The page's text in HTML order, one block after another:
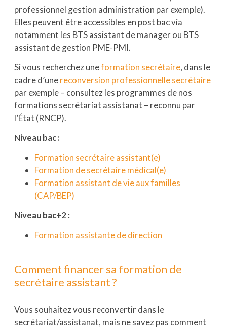
professionnel gestion administration par exemple).
Elles peuvent être accessibles en post bac via
notamment les BTS assistant de manager ou BTS
assistant de gestion PME-PMI.
Si vous recherchez uneformation secrétaire, dans le
cadre d’unereconversion professionnelle secrétaire
par exemple – consultez les programmes de nos
formations secrétariat assistanat – reconnu par
l’État (RNCP).
Niveau bac :
Formation secrétaire assistant(e)
Formation de secrétaire médical(e)
Formation assistant de vie aux familles
(CAP/BEP)
Niveau bac+2 :
Formation assistante de direction
Comment financer sa formation de
secrétaire assistant ?
Vous souhaitez vous reconvertir dans le
secrétariat/assistanat, mais ne savez pas comment